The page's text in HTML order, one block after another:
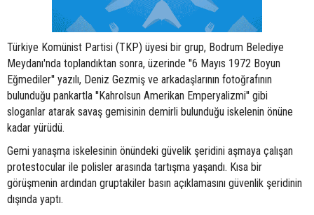
Türkiye Komünist Partisi (TKP) üyesi bir grup, Bodrum Belediye
Meydanı'nda toplandıktan sonra, üzerinde ''6 Mayıs 1972 Boyun
Eğmediler'' yazılı, Deniz Gezmiş ve arkadaşlarının fotoğrafının
bulunduğu pankartla ''Kahrolsun Amerikan Emperyalizmi'' gibi
sloganlar atarak savaş gemisinin demirli bulunduğu iskelenin önüne
kadar yürüdü.
Gemi yanaşma iskelesinin önündeki güvelik şeridini aşmaya çalışan
protestocular ile polisler arasında tartışma yaşandı. Kısa bir
görüşmenin ardından gruptakiler basın açıklamasını güvenlik şeridinin
dışında yaptı.